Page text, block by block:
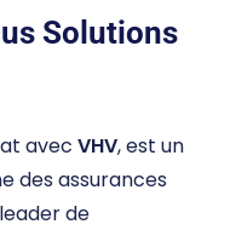
Solutions
avec VHV, est un
des assurances
de